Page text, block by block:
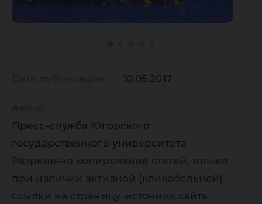
10.05.2017
Пресс-служба Югорского
государственного университета
Разрешено копирование статей, только
при наличии активной (кликабельной)
ссылки на страницу-источник сайта